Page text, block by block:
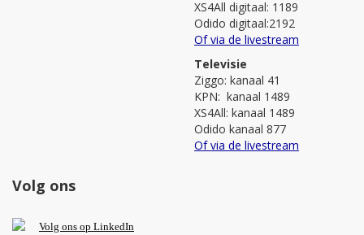
XS4All digitaal: 1189
Odido digitaal:2192
Of via de livestream
Televisie
Ziggo: kanaal 41
KPN: kanaal 1489
XS4All: kanaal 1489
Odido kanaal 877
Of via de livestream
Volg ons
Volg ons op LinkedIn